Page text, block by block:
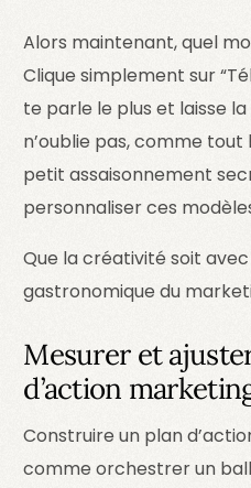
Alors maintenant, quel
Clique simplement sur
te parle le plus et laisse
n’oublie pas, comme
petit assaisonnement
personnaliser ces
Que la créativité soit
gastronomique du
Mesurer et
d’action
Construire un plan
comme orchestrer un